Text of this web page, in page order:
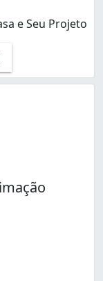
e Seu Projeto